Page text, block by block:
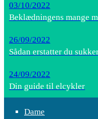
03/10/2022
Beklædningens mange
26/09/2022
Sådan erstatter du
24/09/2022
Din guide til elcykler
Dame